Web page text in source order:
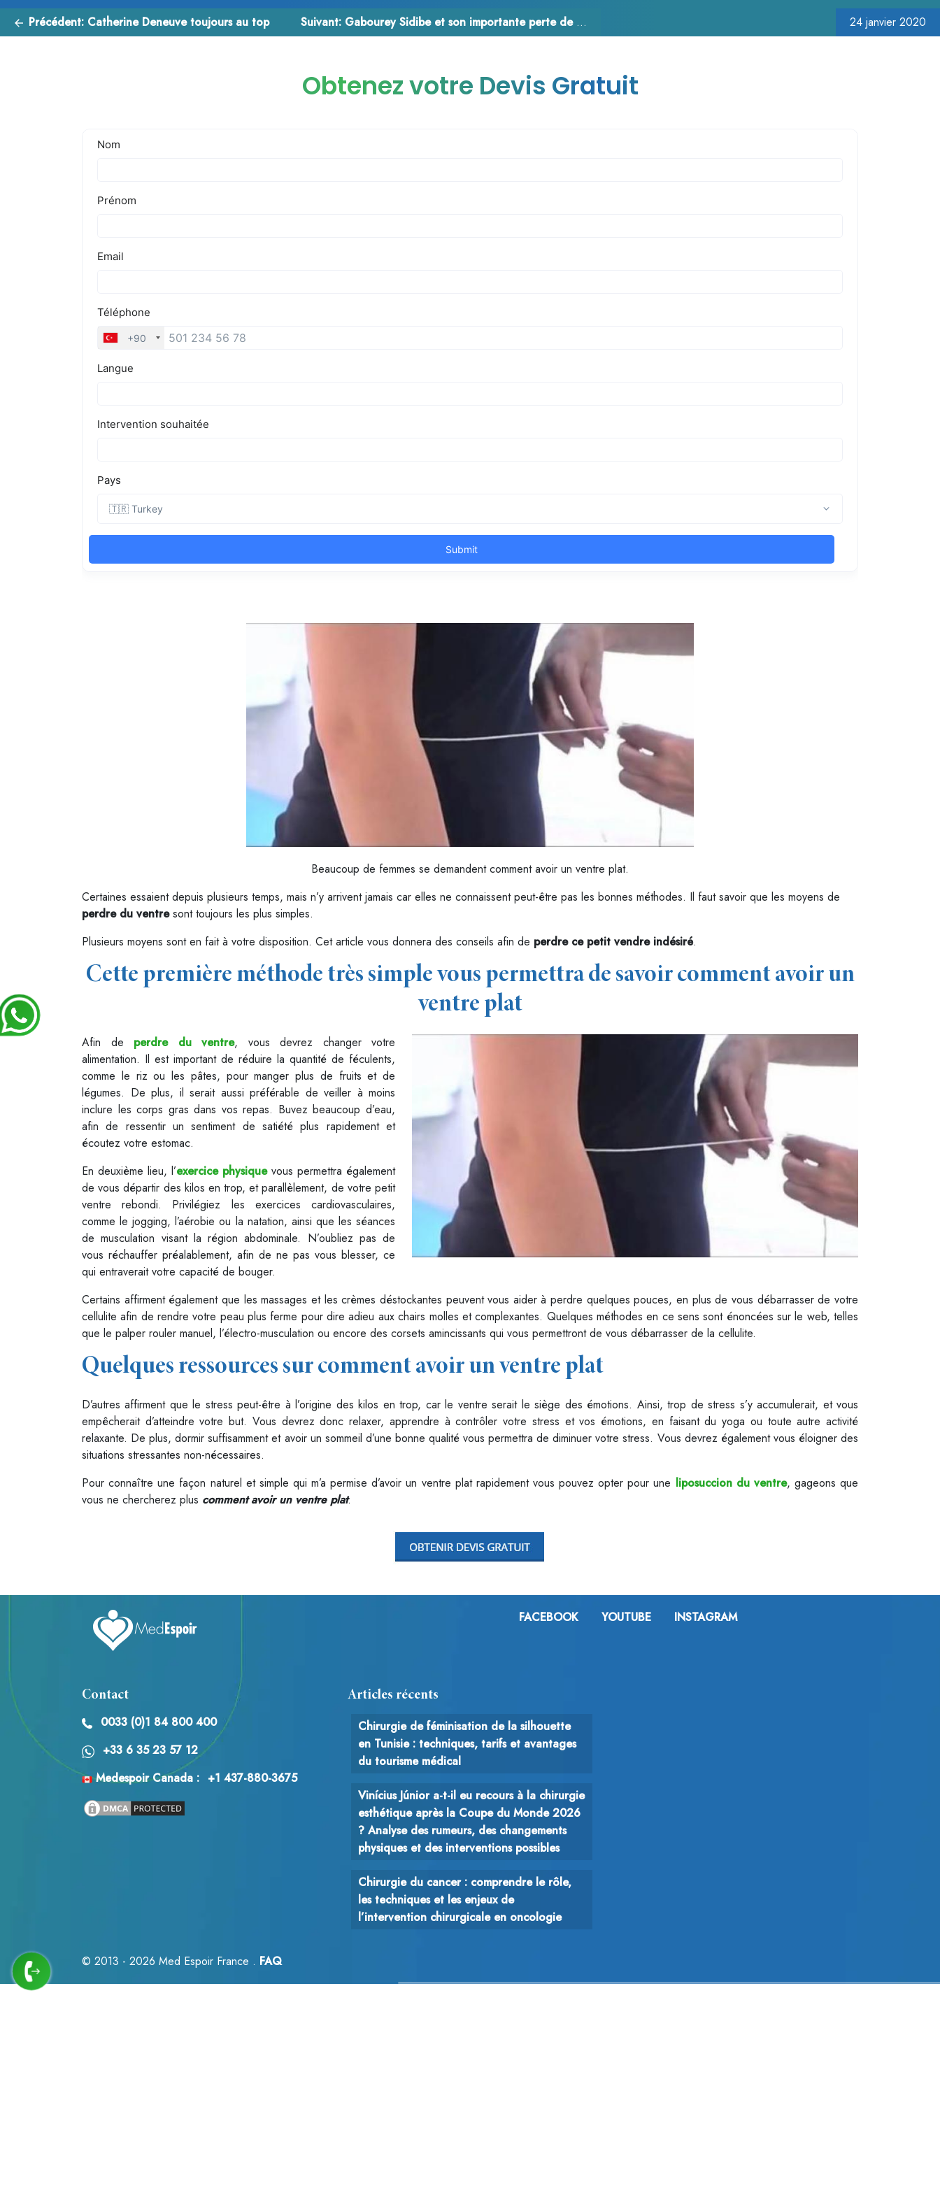
24 janvier 2020
Précédent: Catherine Deneuve toujours au top Suivant: Gabourey Sidibe et son importante perte de poids
Obtenez votre Devis Gratuit
Beaucoup de femmes se demandent comment avoir un ventre plat.
Certaines essaient depuis plusieurs temps, mais n’y arrivent jamais car elles ne connaissent peut-être pas les bonnes méthodes. Il faut savoir que les moyens de
perdre du ventresont toujours les plus simples.
Plusieurs moyens sont en fait à votre disposition. Cet article vous donnera des conseils afin de perdre ce petit vendre indésiré.
Cette première méthode très simple vous permettra de savoir comment avoir un
ventre plat
Afin de perdre du ventre, vous devrez changer votre
alimentation. Il est important de réduire la quantité de féculents,
comme le riz ou les pâtes, pour manger plus de fruits et de
légumes. De plus, il serait aussi préférable de veiller à moins
inclure les corps gras dans vos repas. Buvez beaucoup d’eau,
afin de ressentir un sentiment de satiété plus rapidement et
écoutez votre estomac.
En deuxième lieu, l’exercice physiquevous permettra également
de vous départir des kilos en trop, et parallèlement, de votre petit
ventre rebondi. Privilégiez les exercices cardiovasculaires,
comme le jogging, l’aérobie ou la natation, ainsi que les séances
de musculation visant la région abdominale. N’oubliez pas de
vous réchauffer préalablement, afin de ne pas vous blesser, ce
qui entraverait votre capacité de bouger.
Certains affirment également que les massages et les crèmes déstockantes peuvent vous aider à perdre quelques pouces, en plus de vous débarrasser de votre
cellulite afin de rendre votre peau plus ferme pour dire adieu aux chairs molles et complexantes. Quelques méthodes en ce sens sont énoncées sur le web, telles
que le palper rouler manuel, l’électro-musculation ou encore des corsets amincissants qui vous permettront de vous débarrasser de la cellulite.
Quelques ressources sur comment avoir un ventre plat
D’autres affirment que le stress peut-être à l’origine des kilos en trop, car le ventre serait le siège des émotions. Ainsi, trop de stress s’y accumulerait, et vous
empêcherait d’atteindre votre but. Vous devrez donc relaxer, apprendre à contrôler votre stress et vos émotions, en faisant du yoga ou toute autre activité
relaxante. De plus, dormir suffisamment et avoir un sommeil d’une bonne qualité vous permettra de diminuer votre stress. Vous devrez également vous éloigner des
situations stressantes non-nécessaires.
Pour connaître une façon naturel et simple qui m’a permise d’avoir un ventre plat rapidement vous pouvez opter pour une liposuccion du ventre, gageons que
vous ne chercherez plus comment avoir un ventre plat.
FACEBOOK YOUTUBE INSTAGRAM
Contact
0033 (0)1 84 800 400
+33 6 35 23 57 12
Medespoir Canada : +1 437-880-3675
Articles récents
Chirurgie de féminisation de la silhouette
en Tunisie : techniques, tarifs et avantages
du tourisme médical
Vinícius Júnior a-t-il eu recours à la chirurgie
esthétique après la Coupe du Monde 2026
? Analyse des rumeurs, des changements
physiques et des interventions possibles
Chirurgie du cancer : comprendre le rôle,
les techniques et les enjeux de
l’intervention chirurgicale en oncologie
© 2013 - 2026 Med Espoir France . FAQ